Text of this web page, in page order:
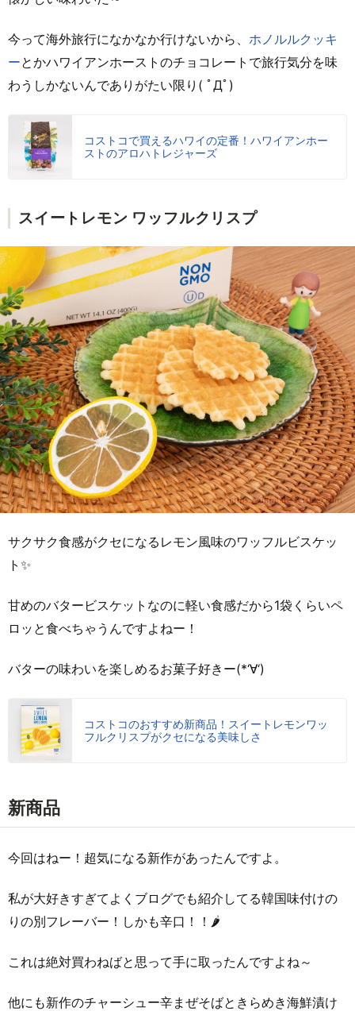
今って海外旅行になかなか行けないから、 ホノルルクッキ
ーとかハワイアンホーストのチョコレートで旅行気分を味
わうしかないんでありがたい限り( ﾟДﾟ)
コストコで買えるハワイの定番！ハワイアンホー
ストのアロハトレジャーズ
スイートレモン ワッフルクリスプ
サクサク食感がクセになるレモン風味のワッフルビスケッ
ト✨
甘めのバタービスケットなのに軽い食感だから1袋くらいペ
ロッと食べちゃうんですよねー！
バターの味わいを楽しめるお菓子好きー(*‘∀‘)
コストコのおすすめ新商品！スイートレモンワッ
フルクリスプがクセになる美味しさ
新商品
今回はねー！超気になる新作があったんですよ。
私が大好きすぎてよくブログでも紹介してる韓国味付けの
りの別フレーバー！しかも辛口！！🌶
これは絶対買わねばと思って手に取ったんですよね～
他にも新作のチャーシュー辛まぜそばときらめき海鮮漬け